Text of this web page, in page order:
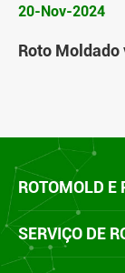
20-Nov-2024
Roto Moldado
ROTOMOLD E
SERVIÇO DE